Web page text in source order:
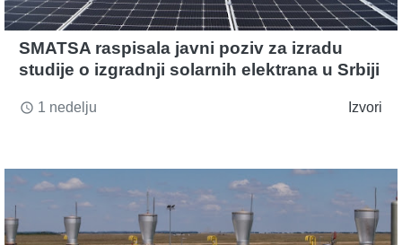
SMATSA raspisala javni poziv za izradu
studije o izgradnji solarnih elektrana u Srbiji
access_time 1 nedelju Izvori